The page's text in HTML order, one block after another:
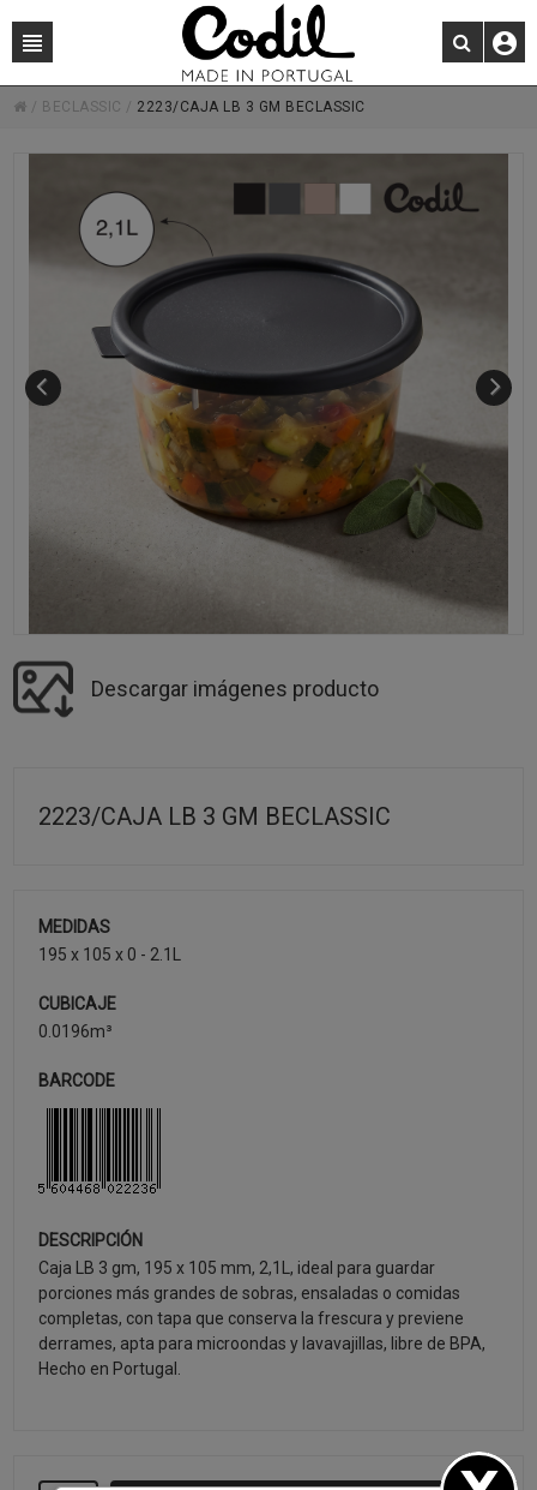
/ BECLASSIC / 2223/CAJA LB 3 GM BECLASSIC
Descargar imágenes producto
2223/CAJA LB 3 GM BECLASSIC
MEDIDAS
195 x 105 x 0 - 2.1L
CUBICAJE
0.0196m³
BARCODE
DESCRIPCIÓN
Caja LB 3 gm, 195 x 105 mm, 2,1L, ideal para guardar
porciones más grandes de sobras, ensaladas o comidas
completas, con tapa que conserva la frescura y previene
derrames, apta para microondas y lavavajillas, libre de BPA,
Hecho en Portugal.